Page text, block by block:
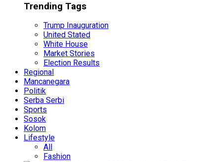
Trending Tags
Trump Inauguration
United Stated
White House
Market Stories
Election Results
Regional
Mancanegara
Politik
Serba Serbi
Sports
Sosok
Kolom
Lifestyle
All
Fashion